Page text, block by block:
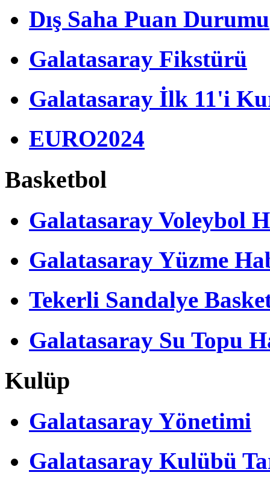
Dış Saha Puan Durumu
Galatasaray Fikstürü
Galatasaray İlk 11'i
EURO2024
Basketbol
Galatasaray Voleybol
Galatasaray Yüzme
Tekerli Sandalye
Galatasaray Su Topu
Kulüp
Galatasaray Yönetimi
Galatasaray Kulübü